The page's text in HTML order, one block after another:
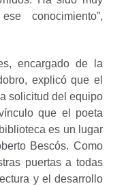
conocimiento”,
encargado de la
explicó que el
solicitud del equipo
que el poeta
es un lugar
Bescós. Como
puertas a todas
y el desarrollo